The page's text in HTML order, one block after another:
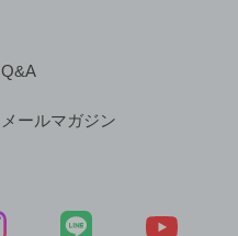
Q&A
メールマガジン